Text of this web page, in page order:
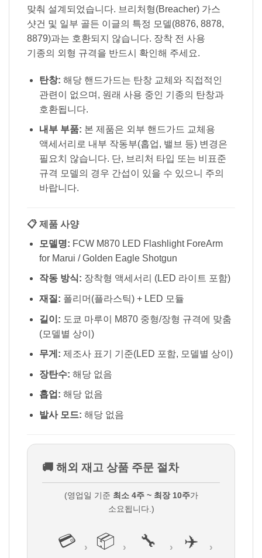
맞춰 설계되었습니다. 브리처형(Breacher) 가스
샷건 및 일부 골든 이글의 특정 모델(8876, 8878,
8879)과는 호환되지 않습니다. 장착 전 사용
기종의 외형 규격을 반드시 확인해 주세요.
탄창: 해당 핸드가드는 탄창 교체와 직접적인
관련이 없으며, 원래 사용 중인 기종의 탄창과
호환됩니다.
내부 부품: 본 제품은 외부 핸드가드 교체용
액세서리로 내부 작동부(홉업, 밸브 등) 변경은
필요치 않습니다. 단, 브리처 타입 또는 비표준
규격 모델의 경우 간섭이 있을 수 있으니 주의
바랍니다.
📋 제품 사양
모델명: FCW M870 LED Flashlight ForeArm
for Marui / Golden Eagle Shotgun
작동 방식: 장착형 액세서리 (LED 라이트 포함)
재질: 폴리머(플라스틱) + LED 모듈
길이: 도쿄 마루이 M870 중형/장형 규격에 맞춤
(모델별 상이)
무게: 제조사 표기 기준(LED 포함, 모델별 상이)
장탄수: 해당 없음
홉업: 해당 없음
발사 모드: 해당 없음
🚚 해외 재고 상품 주문 절차
(영업일 기준 최소 4주 ~ 최장 10주가
소요됩니다.)
💳 › 📦 › 🔧 › ✈️ ›